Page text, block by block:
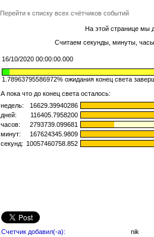
Перейти к списку всех счётчиков событий
На этой странице мы
Считаем секунды, минуты,
16/10/2020 00:00:00.000
1.78963795911168% ожидания конец света
А пока что до конец света осталось:
недель:
16629.39940231
дней:
116405.7958162
часов:
2793739.099589
минут:
167624345.9753
секунд: 10057460758.520
Счетчик добавил(-а):
nik